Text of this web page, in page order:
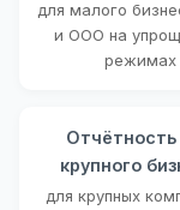
для малого
и ООО на
режимах
Отчётность
крупного
для крупных